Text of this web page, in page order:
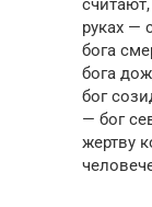
руках —
бога
бога
бог
— бог
жертву